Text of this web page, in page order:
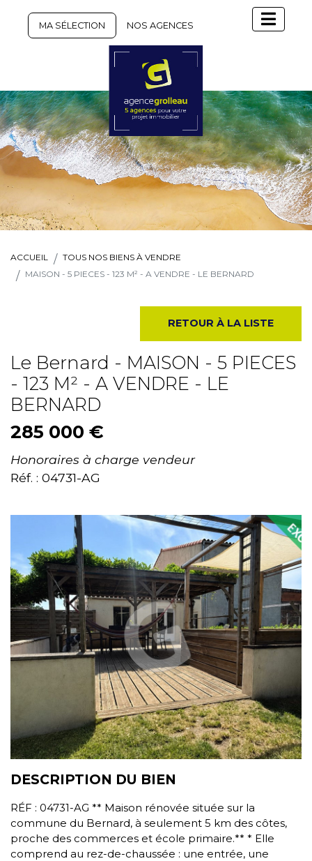
MA SÉLECTION NOS AGENCES
ACCUEIL
TOUS NOS BIENS À VENDRE
MAISON - 5 PIECES - 123 M² - A VENDRE - LE BERNARD
RETOUR À LA LISTE
Le Bernard - MAISON - 5 PIECES
- 123 M² - A VENDRE - LE
BERNARD
285 000 €
Honoraires à charge vendeur
Réf. : 04731-AG
DESCRIPTION DU BIEN
RÉF : 04731-AG ** Maison rénovée située sur la
commune du Bernard, à seulement 5 km des côtes,
proche des commerces et école primaire.** * Elle
comprend au rez-de-chaussée : une entrée, une